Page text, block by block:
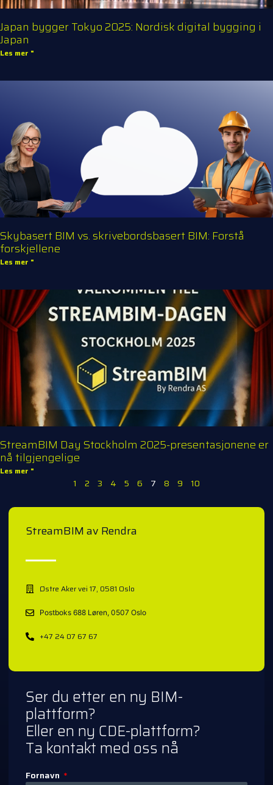
Japan bygger Tokyo 2025: Nordisk digital bygging i
Japan
Les mer "
Skybasert BIM vs. skrivebordsbasert BIM: Forstå
forskjellene
Les mer "
StreamBIM Day Stockholm 2025-presentasjonene er
nå tilgjengelige
Les mer "
1 2 3 4 5 6 7 8 9 10
StreamBIM av Rendra
Østre Aker vei 17, 0581 Oslo
Postboks 688 Løren, 0507 Oslo
+47 24 07 67 67
Ser du etter en ny BIM-
plattform?
Eller en ny CDE-plattform?
Ta kontakt med oss nå
Fornavn